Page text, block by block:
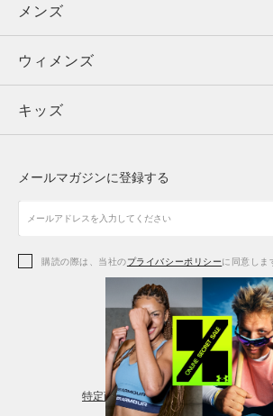
メンズ
ウィメンズ
キッズ
アクセサリー
メンズ
トップス
ボトムス
アクセサリー
ウィメンズ
トップス
シューズ
アクセサリー
レギンス＆タイツ
キッズ
シューズ
メールマガジンに登録する
購読の際は、当社のプライバシーポリシーに同意しま
特定商取引法に基づく通販の表記